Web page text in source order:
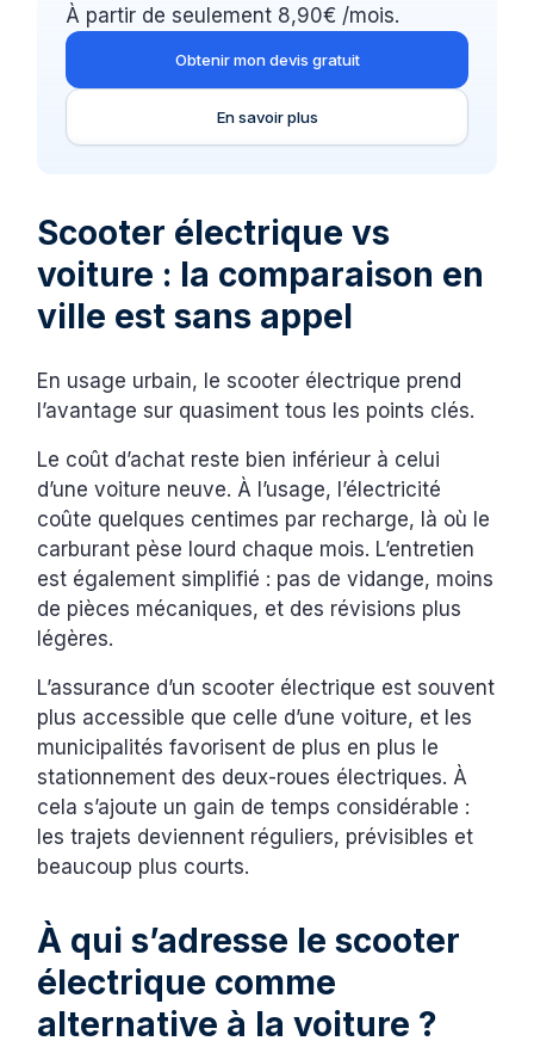
À partir de seulement 8,90€ /mois.
Obtenir mon devis gratuit
En savoir plus
Scooter électrique vs
voiture : la comparaison en
ville est sans appel
En usage urbain, le scooter électrique prend
l’avantage sur quasiment tous les points clés.
Le coût d’achat reste bien inférieur à celui
d’une voiture neuve. À l’usage, l’électricité
coûte quelques centimes par recharge, là où le
carburant pèse lourd chaque mois. L’entretien
est également simplifié : pas de vidange, moins
de pièces mécaniques, et des révisions plus
légères.
L’assurance d’un scooter électrique est souvent
plus accessible que celle d’une voiture, et les
municipalités favorisent de plus en plus le
stationnement des deux-roues électriques. À
cela s’ajoute un gain de temps considérable :
les trajets deviennent réguliers, prévisibles et
beaucoup plus courts.
À qui s’adresse le scooter
électrique comme
alternative à la voiture ?